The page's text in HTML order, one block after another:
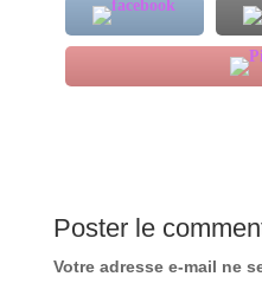
Poster le
Votre adresse e-mail ne